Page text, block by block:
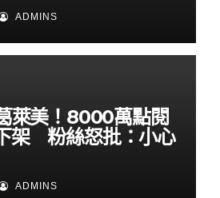
ADMINS
萊美！8000萬點閱
架 粉絲怒批：小心
ADMINS